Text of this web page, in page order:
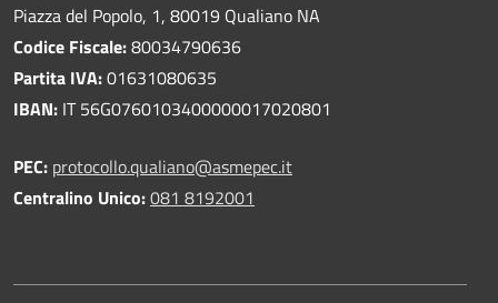
Piazza del Popolo, 1, 80019 Qualiano NA
Codice Fiscale:80034790636
Partita IVA:01631080635
IBAN: IT 56G0760103400000017020801
PEC: protocollo.qualiano@asmepec.it
Centralino Unico:081 8192001